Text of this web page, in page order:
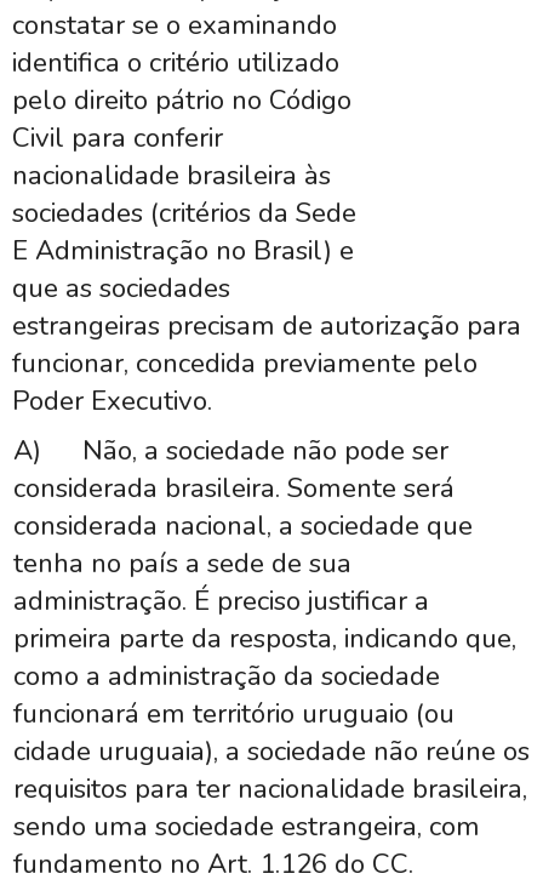
constatar se o examinando
identifica o critério utilizado
pelo direito pátrio no Código
Civil para conferir
nacionalidade brasileira às
sociedades (critérios da Sede
E Administração no Brasil) e
que as sociedades
estrangeiras precisam de autorização para
funcionar, concedida previamente pelo
Poder Executivo.
A)
Não, a sociedade não pode ser
considerada brasileira. Somente será
considerada nacional, a sociedade que
tenha no país a sede de sua
administração. É preciso justificar a
primeira parte da resposta, indicando que,
como a administração da sociedade
funcionará em território uruguaio (ou
cidade uruguaia), a sociedade não reúne os
requisitos para ter nacionalidade brasileira,
sendo uma sociedade estrangeira, com
fundamento no Art. 1.126 do CC.